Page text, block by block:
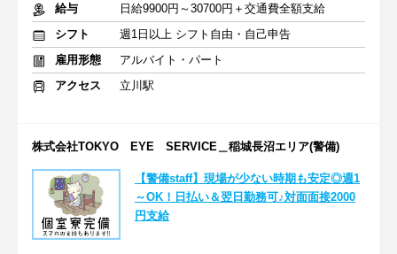
給与
日給9900円～30700円＋交通費全額支給
シフト
週1日以上 シフト自由・自己申告
雇用形態
アルバイト・パート
アクセス
立川駅
株式会社TOKYO EYE SERVICE＿稲城長沼エリア(警備)
【警備staff】現場が少ない時期も安定◎週1
～OK！日払い＆翌日勤務可♪対面面接2000
円支給